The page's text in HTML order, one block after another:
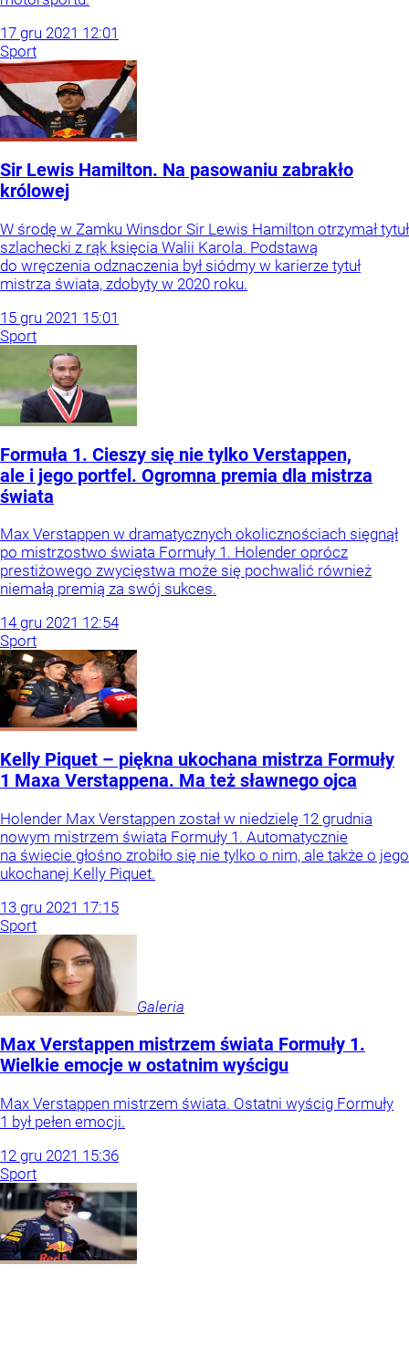
17 gru 2021 12:01
Sport
Sir Lewis Hamilton. Na pasowaniu zabrakło
królowej
W środę w Zamku Winsdor Sir Lewis Hamilton otrzymał tytuł
szlachecki z rąk księcia Walii Karola. Podstawą
do wręczenia odznaczenia był siódmy w karierze tytuł
mistrza świata, zdobyty w 2020 roku.
15 gru 2021 15:01
Sport
Formuła 1. Cieszy się nie tylko Verstappen,
ale i jego portfel. Ogromna premia dla mistrza
świata
Max Verstappen w dramatycznych okolicznościach sięgnął
po mistrzostwo świata Formuły 1. Holender oprócz
prestiżowego zwycięstwa może się pochwalić również
niemałą premią za swój sukces.
14 gru 2021 12:54
Sport
Kelly Piquet – piękna ukochana mistrza Formuły
1 Maxa Verstappena. Ma też sławnego ojca
Holender Max Verstappen został w niedzielę 12 grudnia
nowym mistrzem świata Formuły 1. Automatycznie
na świecie głośno zrobiło się nie tylko o nim, ale także o jego
ukochanej Kelly Piquet.
13 gru 2021 17:15
Sport
Galeria
Max Verstappen mistrzem świata Formuły 1.
Wielkie emocje w ostatnim wyścigu
Max Verstappen mistrzem świata. Ostatni wyścig Formuły
1 był pełen emocji.
12 gru 2021 15:36
Sport